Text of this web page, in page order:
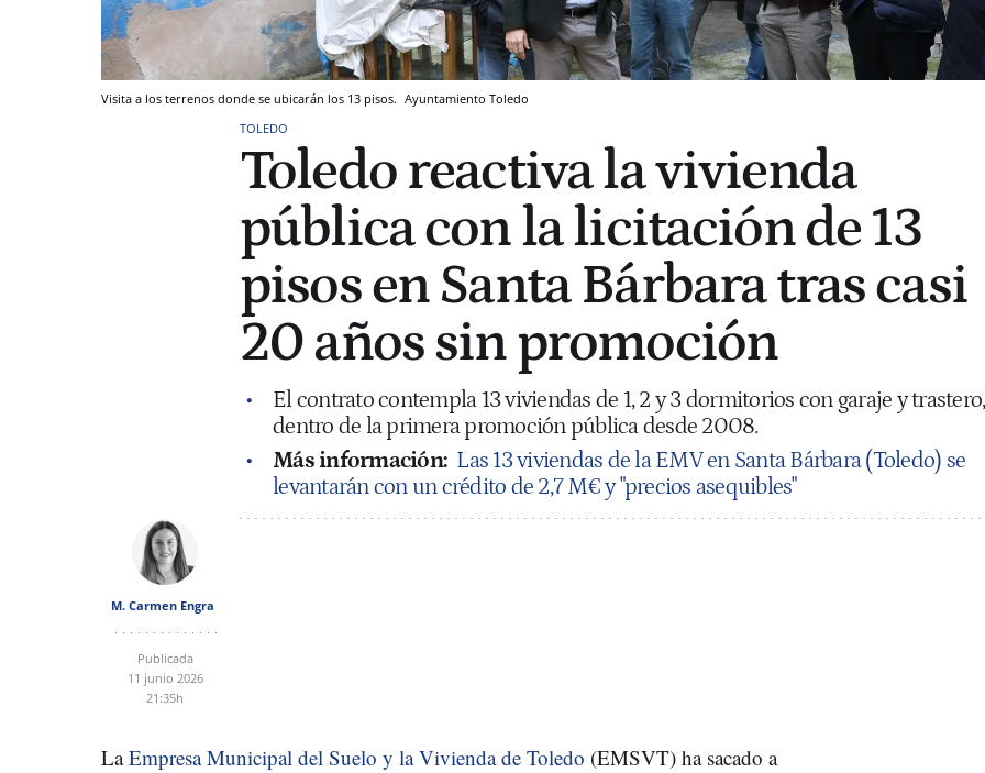
Visita a los terrenos donde se ubicarán los 13 pisos. Ayuntamiento Toledo
TOLEDO
Toledo reactiva la vivienda
pública con la licitación de 13
pisos en Santa Bárbara tras casi
20 años sin promoción
El contrato contempla 13 viviendas de 1, 2 y 3 dormitorios con garaje y trastero,
dentro de la primera promoción pública desde 2008.
Más información: Las 13 viviendas de la EMV en Santa Bárbara (Toledo) se
levantarán con un crédito de 2,7 M€ y "precios asequibles"
M. Carmen Engra
Publicada
11 junio 2026
21:35h
LaEmpresa Municipal del Suelo y la Vivienda de Toledo (EMSVT) ha sacado a